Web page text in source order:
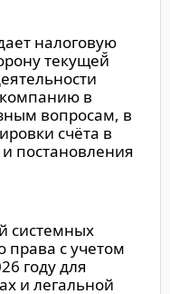
налоговую
текущей̆
компанию в
вопросам, в
счёта в
постановления
системных
права с учетом
году для
и легальной